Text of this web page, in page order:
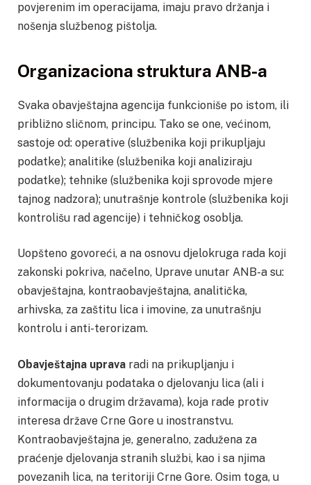
povjerenim im operacijama, imaju pravo držanja i
nošenja službenog pištolja.
Organizaciona struktura ANB-a
Svaka obavještajna agencija funkcioniše po istom, ili
približno sličnom, principu. Tako se one, većinom,
sastoje od: operative (službenika koji prikupljaju
podatke); analitike (službenika koji analiziraju
podatke); tehnike (službenika koji sprovode mjere
tajnog nadzora); unutrašnje kontrole (službenika koji
kontrolišu rad agencije) i tehničkog osoblja.
Uopšteno govoreći, a na osnovu djelokruga rada koji
zakonski pokriva, načelno, Uprave unutar ANB-a su:
obavještajna, kontraobavještajna, analitička,
arhivska, za zaštitu lica i imovine, za unutrašnju
kontrolu i anti-terorizam.
Obavještajna uprava radi na prikupljanju i
dokumentovanju podataka o djelovanju lica (ali i
informacija o drugim državama), koja rade protiv
interesa države Crne Gore u inostranstvu.
Kontraobavještajna je, generalno, zadužena za
praćenje djelovanja stranih službi, kao i sa njima
povezanih lica, na teritoriji Crne Gore. Osim toga, u